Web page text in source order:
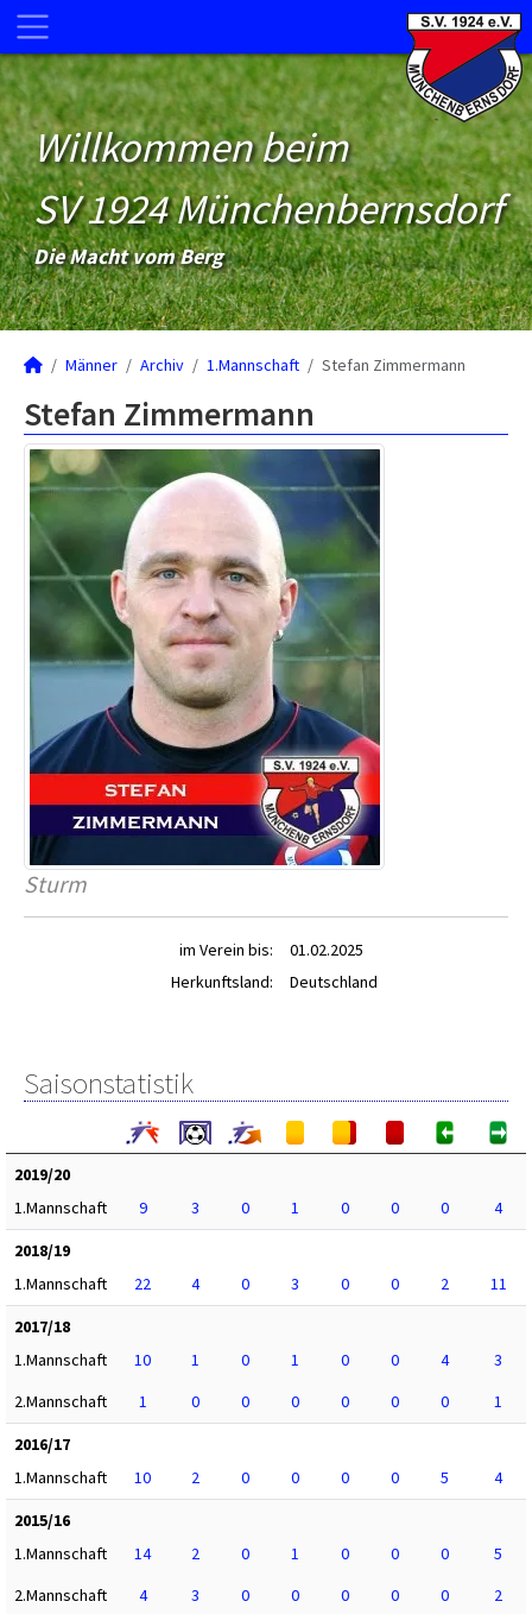
Willkommen beim
SV 1924 Münchenbernsdorf
Die Macht vom Berg
Männer Archiv 1.Mannschaft Stefan Zimmermann
Stefan Zimmermann
Sturm
im Verein bis:
01.02.2025
Herkunftsland:
Deutschland
Saisonstatistik
2019/20
1.Mannschaft
9 3 0 1 0 0 0
4
2018/19
1.Mannschaft
22 4 0 3 0 0 2
11
2017/18
1.Mannschaft
10 1 0 1 0 0 4
3
2.Mannschaft
1 0 0 0 0 0 0
1
2016/17
1.Mannschaft
10 2 0 0 0 0 5
4
2015/16
1.Mannschaft
14 2 0 1 0 0 0
5
2.Mannschaft
4 3 0 0 0 0 0
2